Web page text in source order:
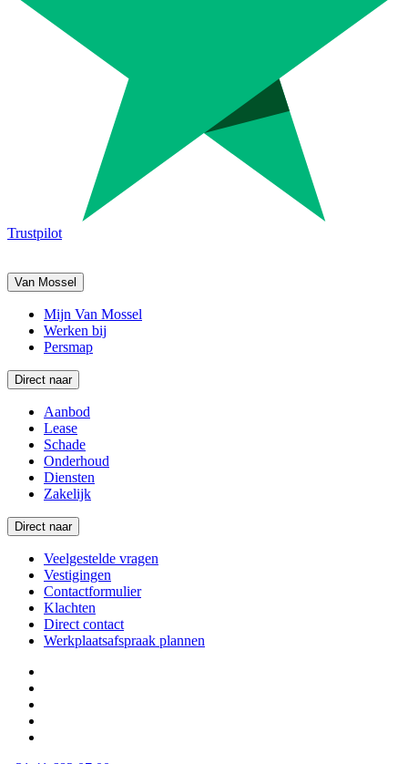
Trustpilot
Van Mossel
Mijn Van Mossel
Werken bij
Persmap
Direct naar
Aanbod
Lease
Schade
Onderhoud
Diensten
Zakelijk
Direct naar
Veelgestelde vragen
Vestigingen
Contactformulier
Klachten
Direct contact
Werkplaatsafspraak plannen